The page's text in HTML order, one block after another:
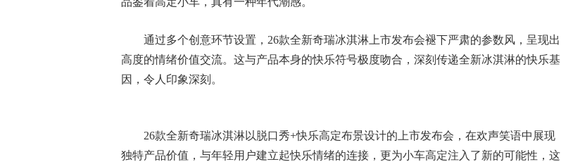
通过多个创意环节设置，26款全新奇瑞冰淇淋上市发布会褪下严肃的参数风，呈现出
高度的情绪价值交流。这与产品本身的快乐符号极度吻合，深刻传递全新冰淇淋的快乐基
因，令人印象深刻。
26款全新奇瑞冰淇淋以脱口秀+快乐高定布景设计的上市发布会，在欢声笑语中展现
独特产品价值，与年轻用户建立起快乐情绪的连接，更为小车高定注入了新的可能性，这